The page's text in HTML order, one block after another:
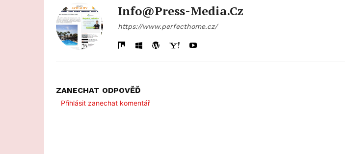
Info@press-Media.cz
https://www.perfecthome.cz/
ZANECHAT ODPOVĚĎ
Přihlásit zanechat komentář